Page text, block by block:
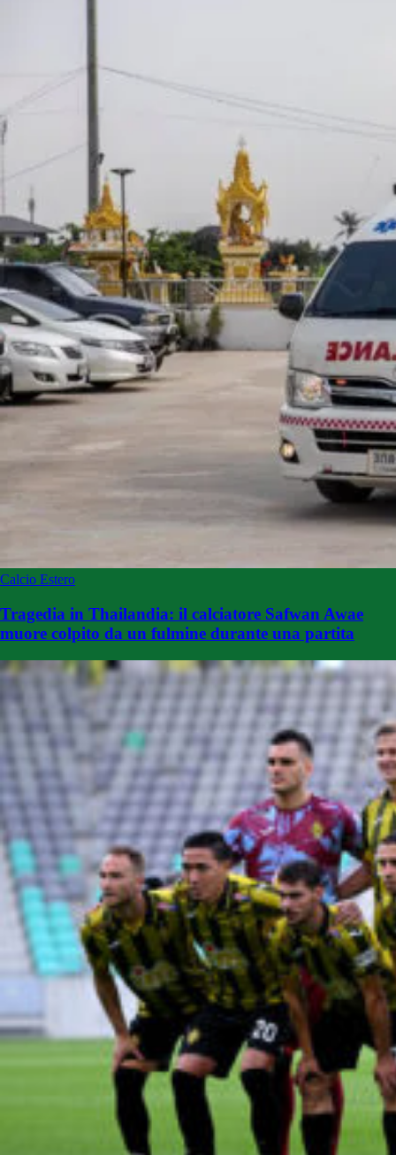
Calcio Estero
Tragedia in Thailandia: il calciatore Safwan Awae
muore colpito da un fulmine durante una partita